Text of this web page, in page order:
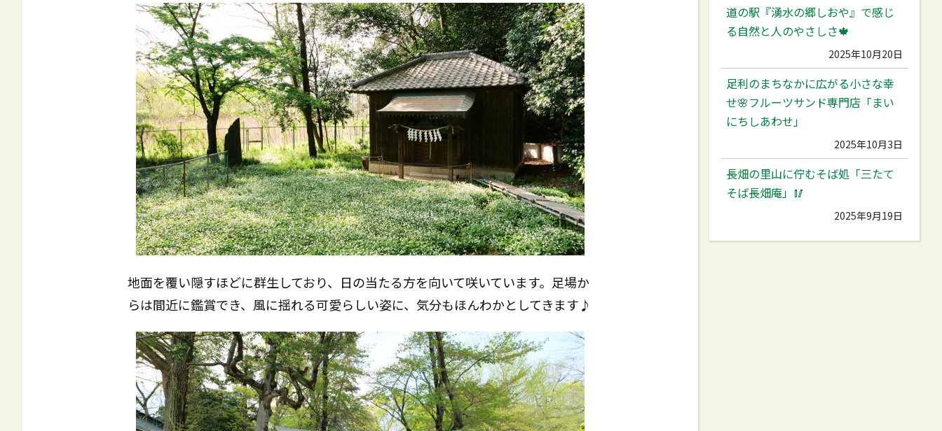
地面を覆い隠すほどに群生しており、日の当たる方を向いて咲いています。足場か
らは間近に鑑賞でき、風に揺れる可愛らしい姿に、気分もほんわかとしてきます♪
道の駅『湧水の郷しおや』で感じ
る自然と人のやさしさ🍁
2025年10月20日
足利のまちなかに広がる小さな幸
せ🌸フルーツサンド専門店「まい
にちしあわせ」
2025年10月3日
長畑の里山に佇むそば処「三たて
そば長畑庵」🥢
2025年9月19日